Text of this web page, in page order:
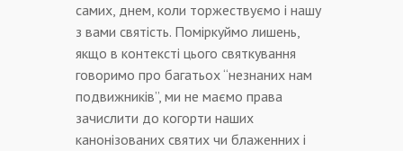
самих, днем, коли торжествуємо і нашу
з вами святість. Поміркуймо лишень,
якщо в контексті цього святкування
говоримо про багатьох “незнаних нам
подвижників”, ми не маємо права
зачислити до когорти наших
канонізованих святих чи блаженних і